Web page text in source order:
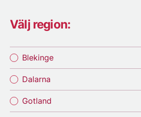
Välj region:
Blekinge
Dalarna
Gotland